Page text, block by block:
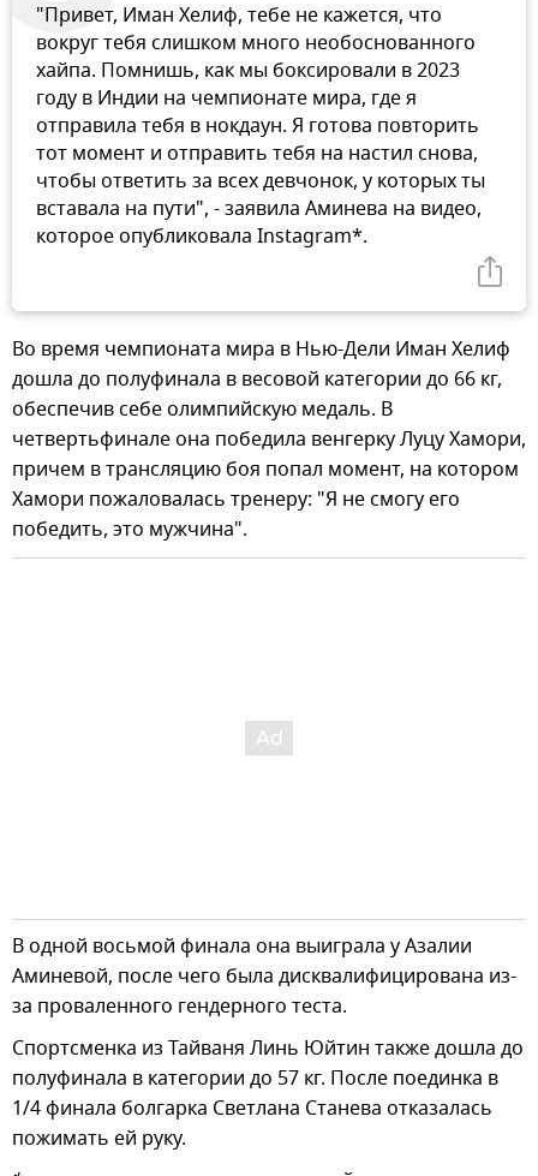
"Привет, Иман Хелиф, тебе не кажется, что
вокруг тебя слишком много необоснованного
хайпа. Помнишь, как мы боксировали в 2023
году в Индии на чемпионате мира, где я
отправила тебя в нокдаун. Я готова повторить
тот момент и отправить тебя на настил снова,
чтобы ответить за всех девчонок, у которых ты
вставала на пути", - заявила Аминева на видео,
которое опубликовала Instagram*.
Во время чемпионата мира в Нью-Дели Иман Хелиф
дошла до полуфинала в весовой категории до 66 кг,
обеспечив себе олимпийскую медаль. В
четвертьфинале она победила венгерку Луцу Хамори,
причем в трансляцию боя попал момент, на котором
Хамори пожаловалась тренеру: "Я не смогу его
победить, это мужчина".
В одной восьмой финала она выиграла у Азалии
Аминевой, после чего была дисквалифицирована из-
за проваленного гендерного теста.
Спортсменка из Тайваня Линь Юйтин также дошла до
полуфинала в категории до 57 кг. После поединка в
1/4 финала болгарка Светлана Станева отказалась
пожимать ей руку.